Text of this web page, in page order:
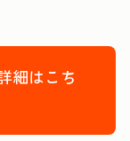
細はこち